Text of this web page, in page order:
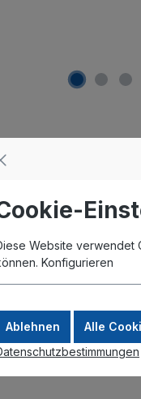
GPeR-
Website verwendet
Konfigurieren
Ablehnen
Alle